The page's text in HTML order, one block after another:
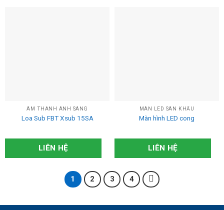
ÂM THANH ÁNH SÁNG
Loa Sub FBT Xsub 15SA
LIÊN HỆ
MÀN LED SÂN KHẤU
Màn hình LED cong
LIÊN HỆ
1 2 3 4